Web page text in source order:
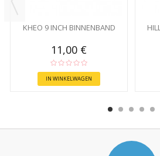
KHEO 9 INCH BINNENBAND
11,00 €
IN WINKELWAGEN